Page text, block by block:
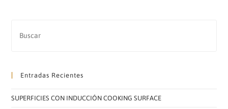
Entradas Recientes
SUPERFICIES CON INDUCCIÓN COOKING SURFACE